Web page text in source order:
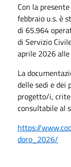
Con la
febbraio u.s. è
di 65.964
di Servizio
aprile 2026
La
delle sedi e dei
progetto/i,
consultabile al
https://
doro_2026/